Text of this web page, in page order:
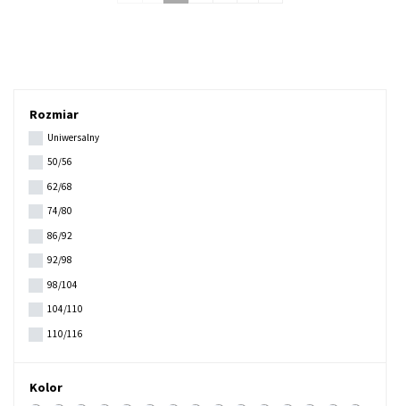
Rozmiar
Uniwersalny
50/56
62/68
74/80
86/92
92/98
98/104
104/110
110/116
134/140
Kolor